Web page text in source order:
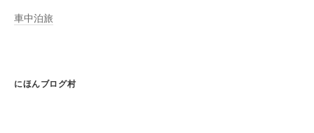
車中泊旅
にほんブログ村